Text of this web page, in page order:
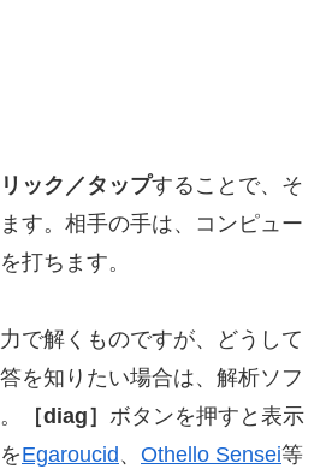
ック／タップすることで、そ
す。相手の手は、コンピュー
打ちます。
で解くものですが、どうして
を知りたい場合は、解析ソフ
［diag］ ボタンを押すと表示
Egaroucid、 Othello Sensei等